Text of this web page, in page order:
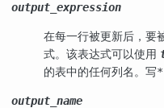
output_expression
在每一行被更新后，要
式。该表达式可以使用
的表中的任何列名。写*
output_name